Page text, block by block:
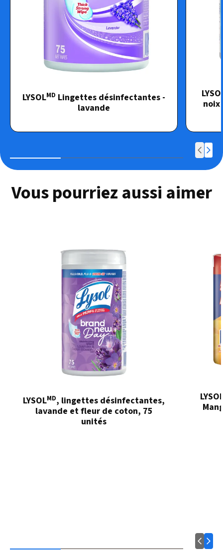
LYSOLMD Lingettes désinfectantes -
lavande
noix
Vous pourriez aussi aimer
LYSOLMD, lingettes désinfectantes,
lavande et fleur de coton, 75
unités